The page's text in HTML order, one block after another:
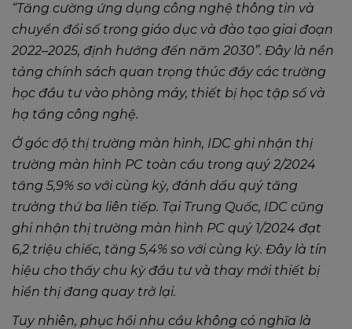
“Tăng cường ứng dụng công nghệ thông tin và
chuyển đổi số trong giáo dục và đào tạo giai đoạn
2022–2025, định hướng đến năm 2030”. Đây là nền
tảng chính sách quan trọng thúc đẩy các trường
học đầu tư vào phòng máy, thiết bị học tập số và
hạ tầng công nghệ.
Ở góc độ thị trường màn hình, IDC ghi nhận thị
trường màn hình PC toàn cầu trong quý 2/2024
tăng 5,9% so với cùng kỳ, đánh dấu quý tăng
trưởng thứ ba liên tiếp. Tại Trung Quốc, IDC cũng
ghi nhận thị trường màn hình PC quý 1/2024 đạt
6,2 triệu chiếc, tăng 5,4% so với cùng kỳ. Đây là tín
hiệu cho thấy chu kỳ đầu tư và thay mới thiết bị
hiển thị đang quay trở lại.
Tuy nhiên, phục hồi nhu cầu không có nghĩa là